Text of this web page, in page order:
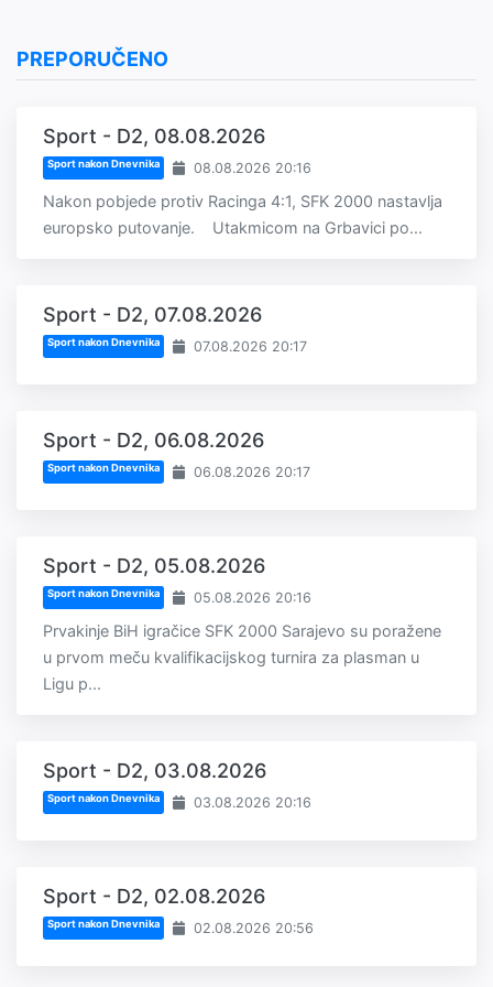
PREPORUČENO
Sport - D2, 08.08.2026
Sport nakon Dnevnika 08.08.2026 20:16
Nakon pobjede protiv Racinga 4:1, SFK 2000 nastavlja
europsko putovanje. Utakmicom na Grbavici po...
Sport - D2, 07.08.2026
Sport nakon Dnevnika 07.08.2026 20:17
Sport - D2, 06.08.2026
Sport nakon Dnevnika 06.08.2026 20:17
Sport - D2, 05.08.2026
Sport nakon Dnevnika 05.08.2026 20:16
Prvakinje BiH igračice SFK 2000 Sarajevo su poražene
u prvom meču kvalifikacijskog turnira za plasman u
Ligu p...
Sport - D2, 03.08.2026
Sport nakon Dnevnika 03.08.2026 20:16
Sport - D2, 02.08.2026
Sport nakon Dnevnika 02.08.2026 20:56